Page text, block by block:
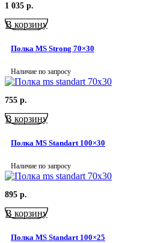
1 035 р.
В корзину
Полка MS Strong 70×30
Наличие по запросу
755 р.
В корзину
Полка MS Standart 100×30
Наличие по запросу
895 р.
В корзину
Полка MS Standart 100×25